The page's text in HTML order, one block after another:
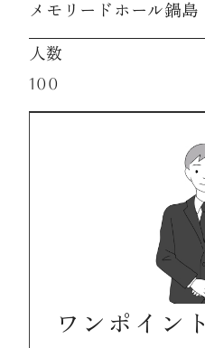
お問合わせ
メモリードホール鍋島
人数
100
ワンポイント